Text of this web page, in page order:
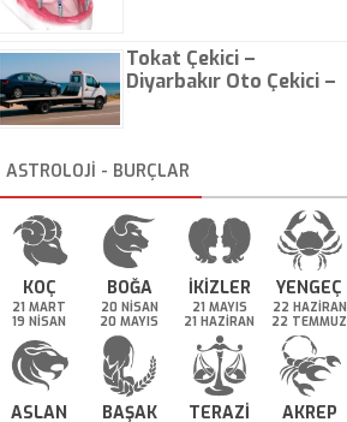
Tokat Çekici –
Diyarbakır Oto Çekici –
ASTROLOJİ - BURÇLAR
KOÇ
21 MART
19 NİSAN
BOĞA
20 NİSAN
20 MAYIS
İKİZLER
21 MAYIS
21 HAZİRAN
YENGEÇ
22 HAZİRAN
22 TEMMUZ
ASLAN BAŞAK TERAZİ AKREP